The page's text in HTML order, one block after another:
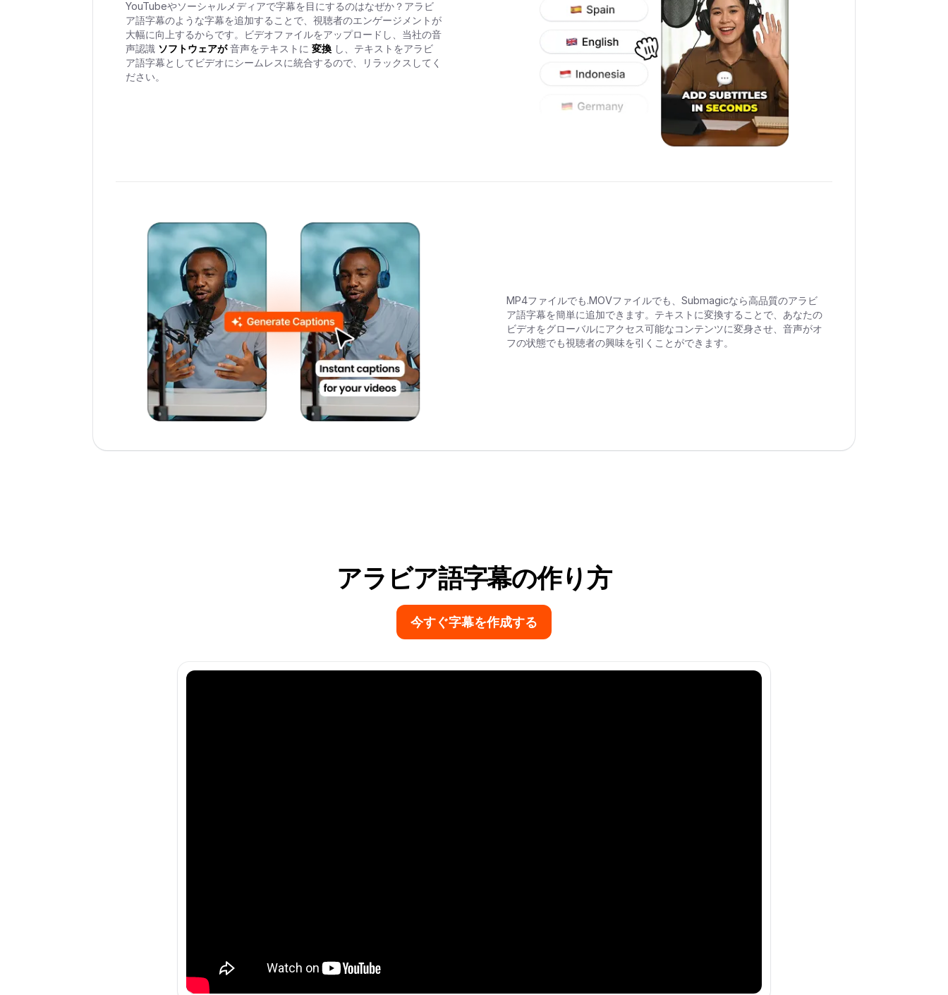
YouTubeやソーシャルメディアで字幕を目にするのはなぜか？アラビ
ア語字幕のような字幕を追加することで、視聴者のエンゲージメントが
大幅に向上するからです。ビデオファイルをアップロードし、当社の音
声認識ソフトウェアが音声をテキストに 変換 し、テキストをアラビ
ア語字幕としてビデオにシームレスに統合するので、リラックスしてく
ださい。
MP4ファイルでも.MOVファイルでも、Submagicなら高品質のアラビ
ア語字幕を簡単に追加できます。テキストに変換することで、あなたの
ビデオをグローバルにアクセス可能なコンテンツに変身させ、音声がオ
フの状態でも視聴者の興味を引くことができます。
アラビア語字幕の作り方
今すぐ字幕を作成する